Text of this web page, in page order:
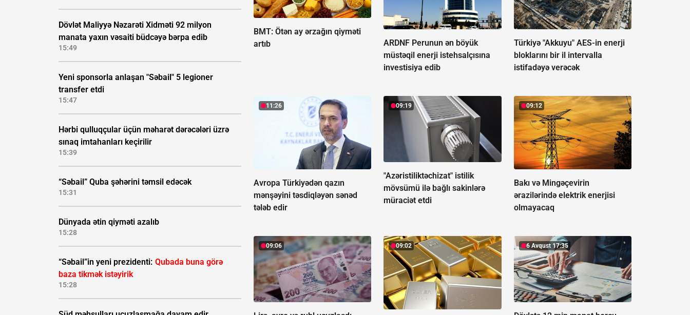
Dövlət Maliyyə Nəzarəti Xidməti 92 milyon
manata yaxın vəsaiti büdcəyə bərpa edib
15:49
Yeni sponsorla anlaşan "Səbail" 5 legioner
transfer etdi
15:47
Hərbi qulluqçular üçün məharət dərəcələri üzrə
sınaq imtahanları keçirilir
15:39
“Səbail” Quba şəhərini təmsil edəcək
15:31
Dünyada ətin qiyməti azalıb
15:28
“Səbail”in yeni prezidenti: Qubada buna görə
baza tikmək istəyirik
15:28
BMT: Ötən ay ərzağın qiyməti
artıb
ARDNF Perunun ən böyük
müstəqil enerji istehsalçısına
investisiya edib
Türkiyə "Akkuyu" AES-in enerji
bloklarını bir il intervalla
istifadəyə verəcək
11:26
Avropa Türkiyədən qazın
mənşəyini təsdiqləyən sənəd
tələb edir
09:19
"Azəristiliktəchizat" istilik
mövsümü ilə bağlı sakinlərə
müraciət etdi
09:12
Bakı və Mingəçevirin
ərazilərində elektrik enerjisi
olmayacaq
09:06 09:02 6 Avqust 17:35